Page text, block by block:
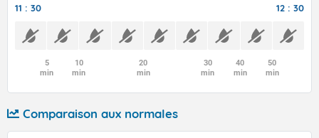
11 : 30 12 : 30
5
min
10
min
20
min
30
min
40
min
50
min
Comparaison aux normales